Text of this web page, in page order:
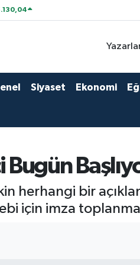
Siyaset Ekonomi
Bugün
herhangi bir
için imza